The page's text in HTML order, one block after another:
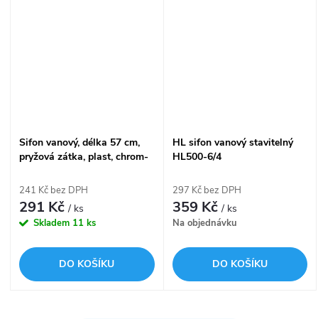
Sifon vanový, délka 57 cm,
pryžová zátka, plast, chrom-
241 Kč bez DPH
291 Kč/ ks
Skladem 11 ks
DO KOŠÍKU
HL sifon vanový stavitelný
HL500-6/4
297 Kč bez DPH
359 Kč/ ks
Na objednávku
DO KOŠÍKU